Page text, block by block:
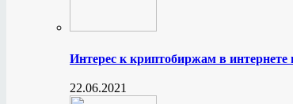
Интерес к криптобиржам в интернете
22.06.2021